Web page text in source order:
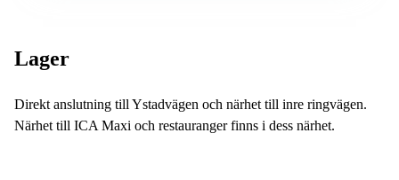
Lager
Direkt anslutning till Ystadvägen och närhet till inre ringvägen.
Närhet till ICA Maxi och restauranger finns i dess närhet.